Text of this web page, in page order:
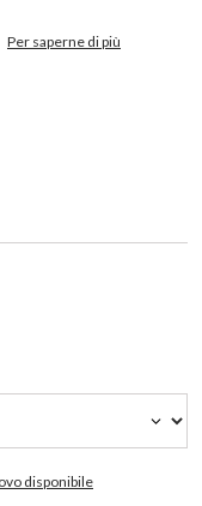
Per saperne di più
disponibile